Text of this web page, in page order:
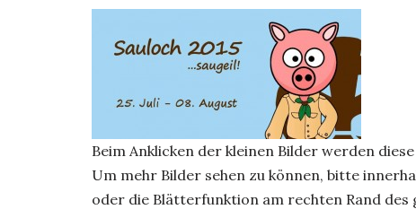
Beim Anklicken der kleinen Bilder werden
Um mehr Bilder sehen zu können, bitte
oder die Blätterfunktion am rechten Rand des